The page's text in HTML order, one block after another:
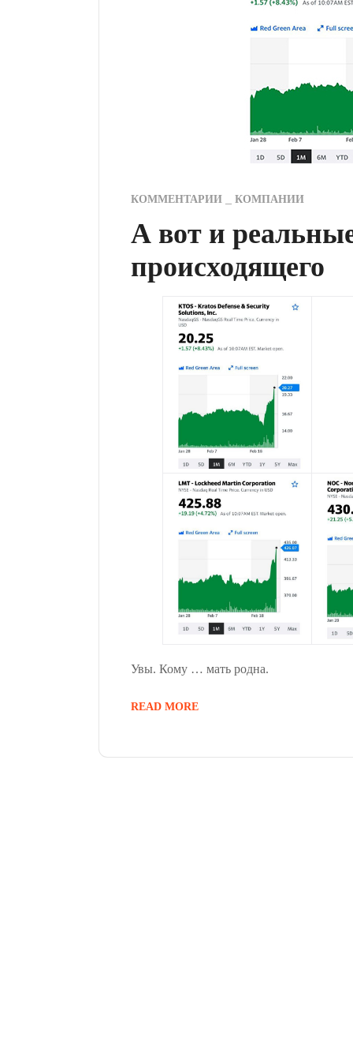
КОММЕНТАРИИ КОМПАНИИ
А вот и
происходящего
Увы. Кому … мать родна.
READ MORE